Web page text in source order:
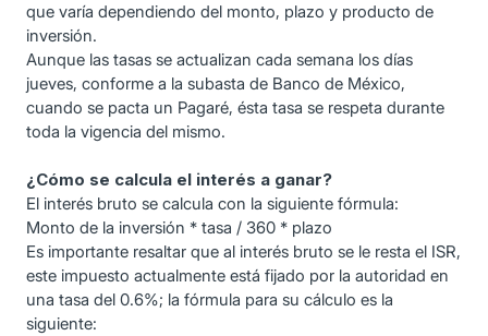
que varía dependiendo del monto, plazo y producto de
inversión.
Aunque las tasas se actualizan cada semana los días
jueves, conforme a la subasta de Banco de México,
cuando se pacta un Pagaré, ésta tasa se respeta durante
toda la vigencia del mismo.
¿Cómo se calcula el interés a ganar?
El interés bruto se calcula con la siguiente fórmula:
Monto de la inversión * tasa / 360 * plazo
Es importante resaltar que al interés bruto se le resta el ISR,
este impuesto actualmente está fijado por la autoridad en
una tasa del 0.6%; la fórmula para su cálculo es la
siguiente: